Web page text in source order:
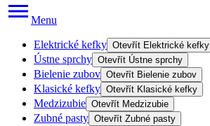
Menu
Elektrické kefky Otevřít Elektrické kefky
Ústne sprchy Otevřít Ústne sprchy
Bielenie zubov Otevřít Bielenie zubov
Klasické kefky Otevřít Klasické kefky
Medzizubie Otevřít Medzizubie
Zubné pasty Otevřít Zubné pasty